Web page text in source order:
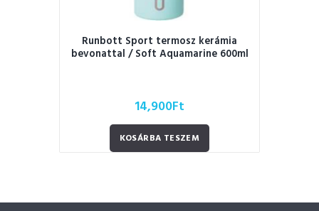
Runbott Sport termosz kerámia
bevonattal / Soft Aquamarine 600ml
14,900Ft
KOSÁRBA TESZEM